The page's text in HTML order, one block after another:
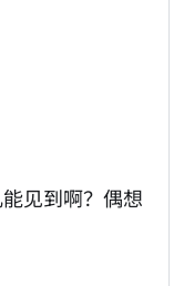
见到啊？偶想